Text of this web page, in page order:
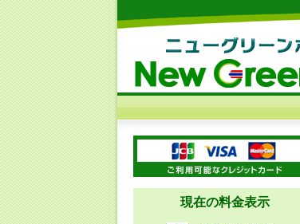
現在の料金表示